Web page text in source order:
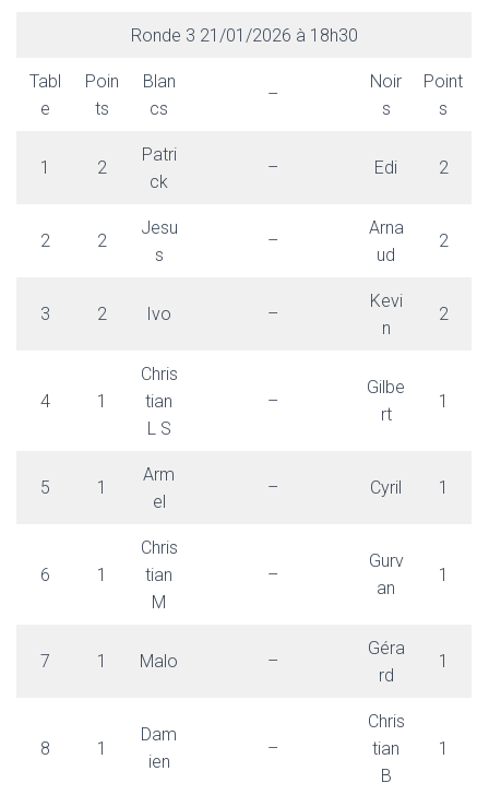
Ronde 3 21/01/2026 à 18h30
Tabl
e
Poin
ts
Blan
cs
–
Noir
s
Point
s
1 2
Patri
ck
– Edi 2
2 2
Jesu
s
–
Arna
ud
2
3 2 Ivo –
Kevi
n
2
4 1
Chris
tian
L S
–
Gilbe
rt
1
5 1
Arm
el
– Cyril 1
6 1
Chris
tian
M
–
Gurv
an
1
7 1 Malo –
Géra
rd
1
8 1
Dam
ien
–
Chris
tian
B
1